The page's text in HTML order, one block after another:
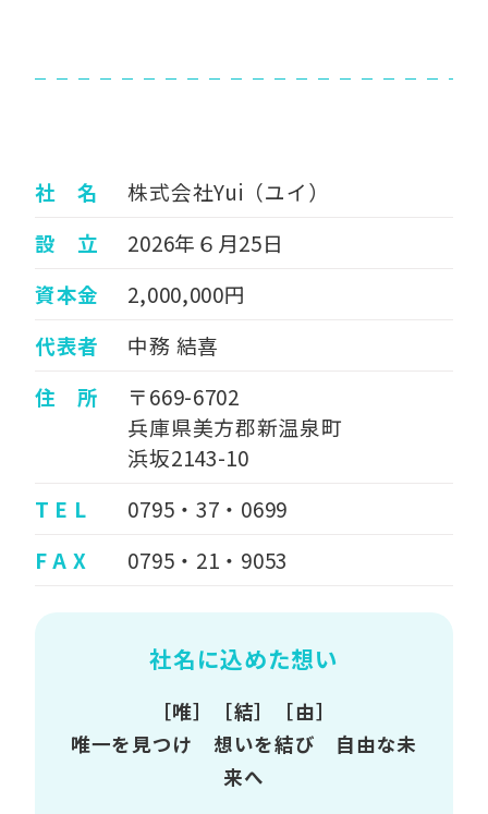
社 名
株式会社Yui（ユイ）
設 立
2026年６月25日
資本金
2,000,000円
代表者
中務 結喜
住 所
〒669-6702
兵庫県美方郡新温泉町
浜坂2143-10
T E L
0795・37・0699
F A X
0795・21・9053
社名に込めた想い
［唯］［結］［由］
唯一を見つけ 想いを結び 自由な未
来へ